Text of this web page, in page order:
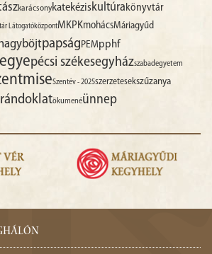
karácsonykatekéziskultúrakönyvtár
LátogatóközpontMKPKmohácsMáriagyűd
papságPEMpphf
pécsi székesegyházszabadegyetem
Szentév - 2025szerzetesekszűzanya
ökumenéünnep